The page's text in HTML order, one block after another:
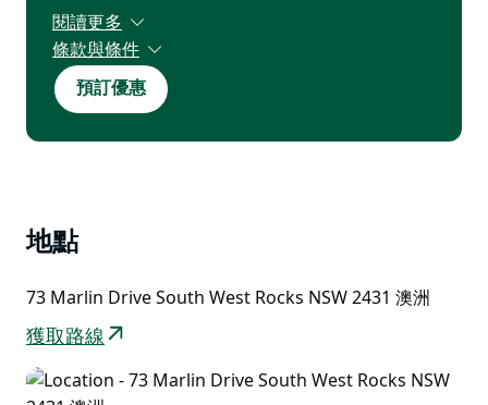
閱讀更多
條款與條件
• 優惠有效期限為2026年5月15日至2026年9月14
日。
• 不包括國王誕辰長週末（2025年6月5日至8
預訂優惠
地點
73 Marlin Drive South West Rocks NSW 2431 澳洲
獲取路線